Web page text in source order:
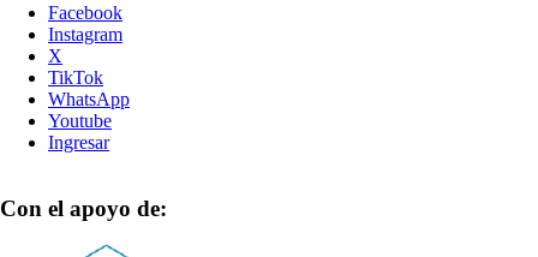
Facebook
Instagram
X
TikTok
WhatsApp
Youtube
Ingresar
Con el apoyo de: